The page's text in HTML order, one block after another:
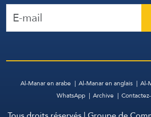
Al-Manar en arabe Al-Manar en anglais
Al-
WhatsApp
Archive